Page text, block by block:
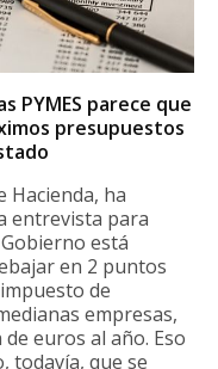
PYMES parece que
presupuestos
Hacienda, ha
entrevista para
está
en 2 puntos
de
empresas,
euros al año. Eso
todavía, que se